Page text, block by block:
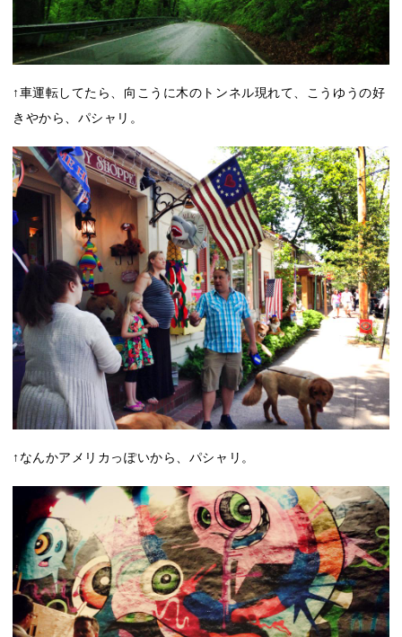
↑車運転してたら、向こうに木のトンネル現れて、こうゆうの好
きやから、パシャリ。
↑なんかアメリカっぽいから、パシャリ。